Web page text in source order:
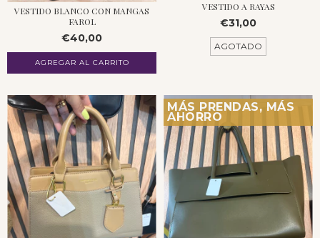
VESTIDO BLANCO CON MANGAS
FAROL
€40,00
VESTIDO A RAYAS
€31,00
AGOTADO
MÁS PRENDAS, MÁS
AHORRO